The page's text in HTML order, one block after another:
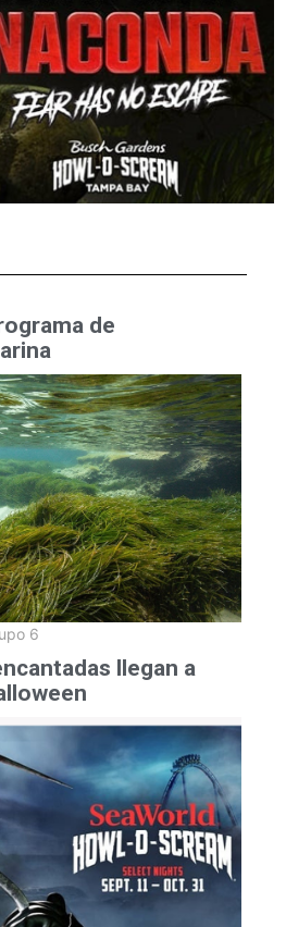
de
6
llegan a